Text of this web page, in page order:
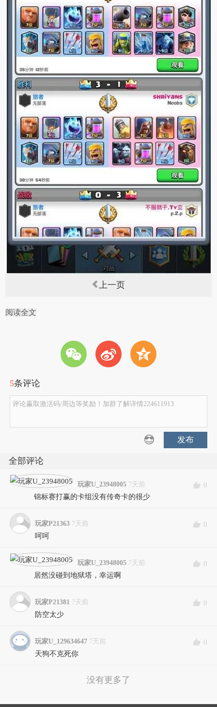
上一页
阅读全文
w t z
5条评论
评论赢取激活码/周边等奖励！加群了解详情224611913
发布
全部评论
玩家U_23948005 7天前
0
锦标赛打赢的卡组没有传奇卡的很少
玩家P21363 7天前
0
呵呵
玩家U_23948005 7天前
0
居然没碰到地狱塔，幸运啊
玩家P21381 7天前
0
防空太少
玩家U_129634647 7天前
0
天狗不克死你
没有更多了